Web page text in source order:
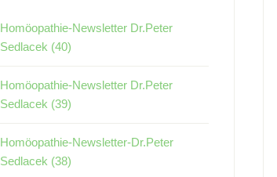
Homöopathie-Newsletter Dr.Peter
Sedlacek (40)
Homöopathie-Newsletter Dr.Peter
Sedlacek (39)
Homöopathie-Newsletter-Dr.Peter
Sedlacek (38)